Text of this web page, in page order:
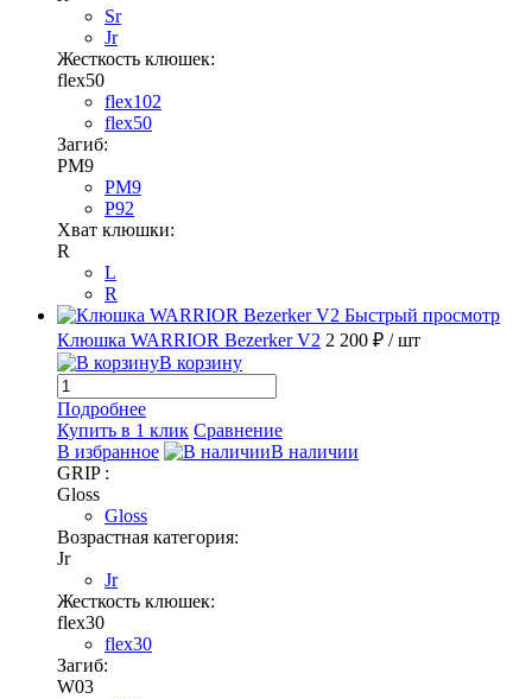
Sr
Jr
Жесткость клюшек:
flex50
flex102
flex50
Загиб:
PM9
PM9
P92
Хват клюшки:
R
L
R
Быстрый просмотр
Клюшка WARRIOR Bezerker V2 2 200 ₽ / шт
В корзину
Подробнее
Купить в 1 клик Сравнение
В избранное
В наличии
GRIP :
Gloss
Gloss
Возрастная категория:
Jr
Jr
Жесткость клюшек:
flex30
flex30
Загиб:
W03